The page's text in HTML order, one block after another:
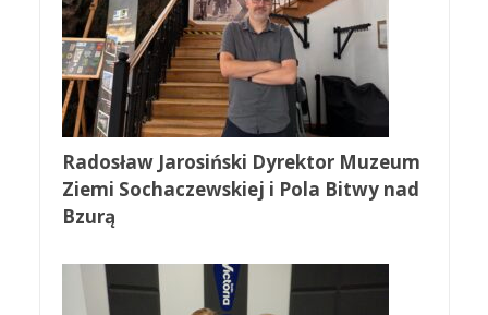
Radosław Jarosiński Dyrektor Muzeum
Ziemi Sochaczewskiej i Pola Bitwy nad
Bzurą